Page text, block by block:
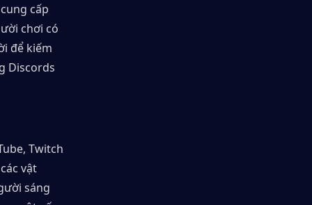
cấp
chơi có
để kiếm
Discords
Twitch
vật
sáng